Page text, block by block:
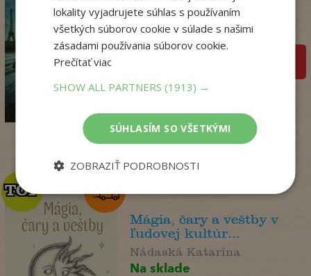
14,90 €
Druart Ruth
Na sklade
TOP
TOP
Mágia, čary a veštby v
ľudovej kultúr...
Nádaská Katarína
Na sklade
lokality vyjadrujete súhlas s používaním
všetkých súborov cookie v súlade s našimi
zásadami používania súborov cookie.
Prečítať viac
SHOW ALL PARTNERS(1913) →
SÚHLASÍM SO VŠETKÝMI
ZOBRAZIŤ PODROBNOSTI